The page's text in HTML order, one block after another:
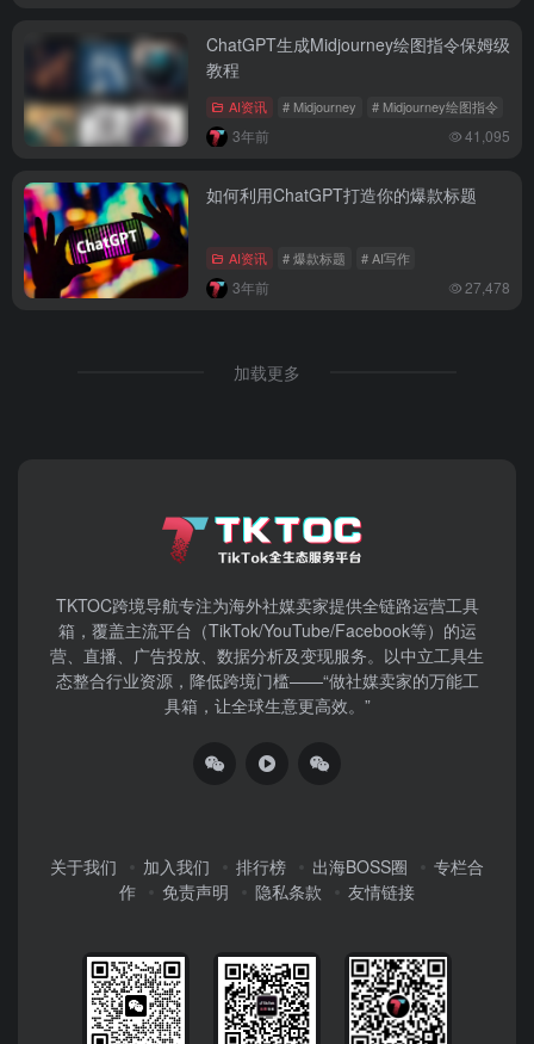
ChatGPT生成Midjourney绘图指令保姆级
教程
AI资讯 # Midjourney # Midjourney绘图指令
3年前 41,095
如何利用ChatGPT打造你的爆款标题
AI资讯 # 爆款标题 # AI写作
3年前 27,478
加载更多
TKTOC跨境导航​专注为海外社媒卖家提供全链路运营工具
箱，覆盖主流平台（TikTok/YouTube/Facebook等）​的运
营、直播、广告投放、数据分析及变现服务。以中立工具生
态整合行业资源，降低跨境门槛——“做社媒卖家的万能工
具箱，让全球生意更高效。”
关于我们 加入我们 排行榜 出海BOSS圈
专栏合
作
免责声明 隐私条款 友情链接